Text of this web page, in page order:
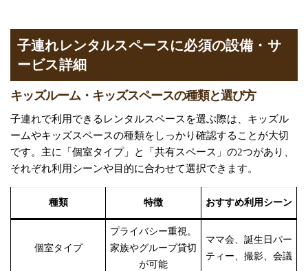
子連れレンタルスペースに必須の設備・サ
ービス詳細
キッズルーム・キッズスペースの種類と選び方
子連れで利用できるレンタルスペースを選ぶ際は、キッズル
ームやキッズスペースの種類をしっかり確認することが大切
です。主に「個室タイプ」と「共有スペース」の2つがあり、
それぞれ利用シーンや目的に合わせて選択できます。
種類 特徴 おすすめ利用シーン
個室タイプ
プライバシー重視。
家族やグループ貸切
が可能
ママ会、誕生日パー
ティー、撮影、会議